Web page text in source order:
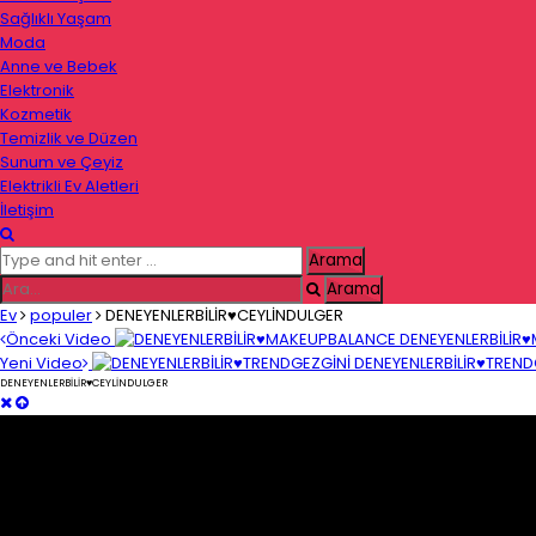
Sağlıklı Yaşam
Moda
Anne ve Bebek
Elektronik
Kozmetik
Temizlik ve Düzen
Sunum ve Çeyiz
Elektrikli Ev Aletleri
İletişim
Ev populer DENEYENLERBİLİR♥️CEYLİNDULGER
Önceki Video
Yeni Video
DENEYENLERBİLİR♥️CEYLİNDULGER